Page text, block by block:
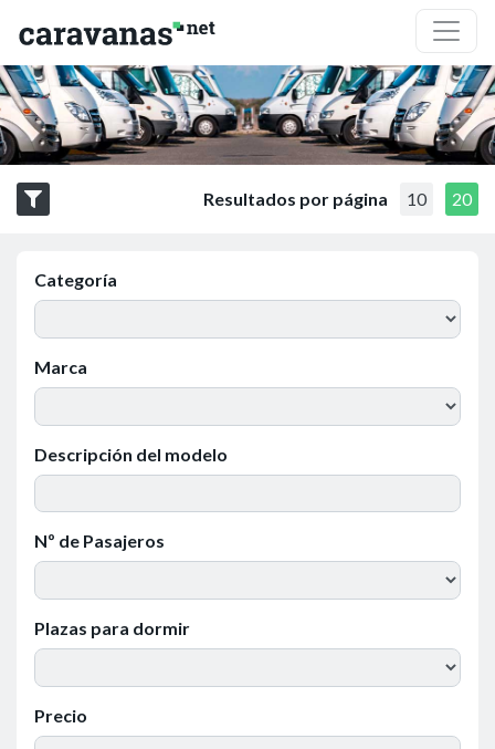
Resultados por página 10 20
Categoría
Marca
Descripción del modelo
Nº de Pasajeros
Plazas para dormir
Precio